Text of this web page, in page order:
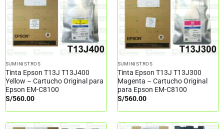
SUMINISTROS
Tinta Epson T13J T13J400
Yellow – Cartucho Original para
Epson EM-C8100
S/560.00
SUMINISTROS
Tinta Epson T13J T13J300
Magenta – Cartucho Original
para Epson EM-C8100
S/560.00